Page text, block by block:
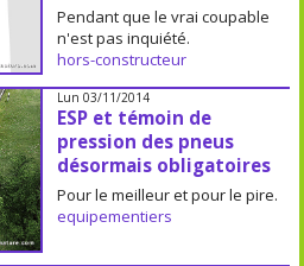
Pendant que le vrai coupable
n'est pas inquiété.
hors-constructeur
Lun 03/11/2014
ESP et témoin de
pression des pneus
désormais obligatoires
Pour le meilleur et pour le pire.
equipementiers